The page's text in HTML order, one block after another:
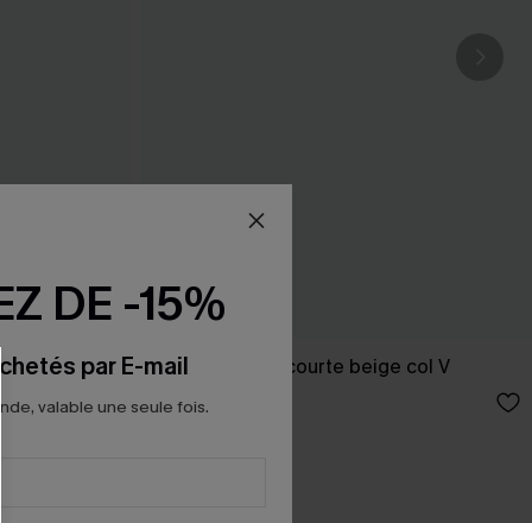
Robe cover up courte beige col V
23,00 €
DE -15%
par E-mail
valable une seule fois.